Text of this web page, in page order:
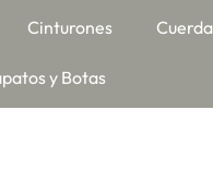
Cinturones
y Botas